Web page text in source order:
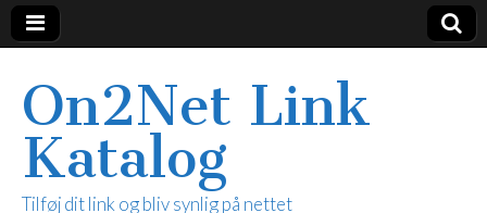
On2Net Link
Katalog
Tilføj dit link og bliv synlig på nettet